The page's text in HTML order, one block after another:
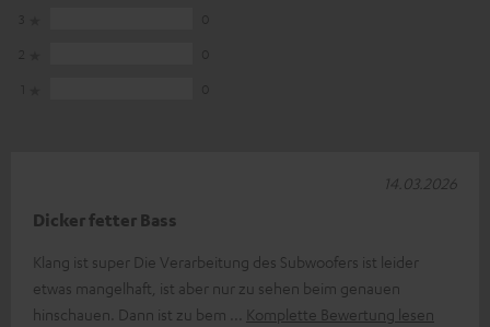
Dicker fetter Bass
Klang ist super Die Verarbeitung des Subwoofers ist leider
etwas mangelhaft, ist aber nur zu sehen beim genauen
hinschauen. Dann ist zu bem
Komplette Bewertung lesen
14.03.2026